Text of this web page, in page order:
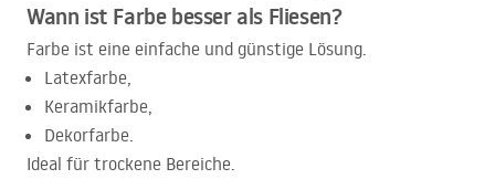
Wann ist Farbe besser als Fliesen?
Farbe ist eine einfache und günstige Lösung.
Latexfarbe,
Keramikfarbe,
Dekorfarbe.
Ideal für trockene Bereiche.